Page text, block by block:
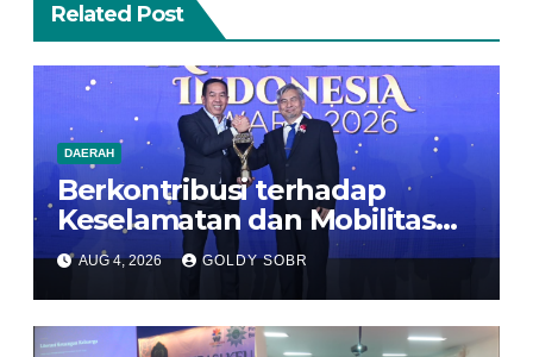
Related Post
DAERAH
Berkontribusi terhadap
Keselamatan dan Mobilitas
Masyarakat, Jasa Raharja Raih
Penghargaan di Ajang
Transportasi Indonesia
Awards 2026
AUG 4, 2026 GOLDY SOBR